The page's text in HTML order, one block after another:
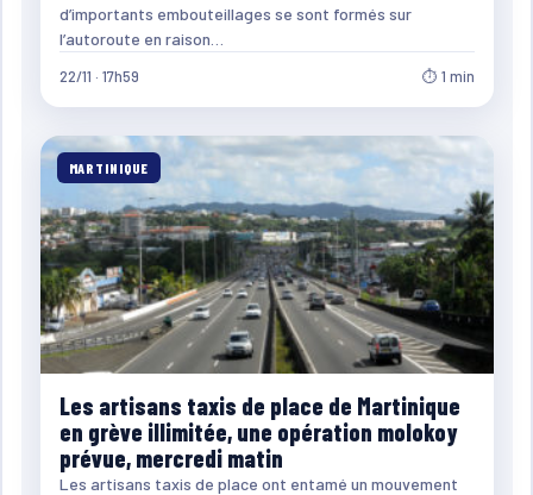
d’importants embouteillages se sont formés sur
l’autoroute en raison…
22/11 · 17h59 ⏱ 1 min
MARTINIQUE
Les artisans taxis de place de Martinique
en grève illimitée, une opération molokoy
prévue, mercredi matin
Les artisans taxis de place ont entamé un mouvement